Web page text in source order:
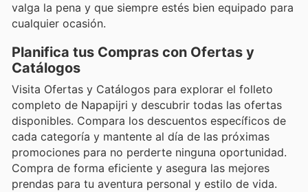
valga la pena y que siempre estés bien equipado para
cualquier ocasión.
Planifica tus Compras con Ofertas y
Catálogos
Visita Ofertas y Catálogos para explorar el folleto
completo de Napapijri y descubrir todas las ofertas
disponibles. Compara los descuentos específicos de
cada categoría y mantente al día de las próximas
promociones para no perderte ninguna oportunidad.
Compra de forma eficiente y asegura las mejores
prendas para tu aventura personal y estilo de vida.